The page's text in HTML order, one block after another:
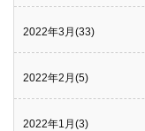
2022年3月(33)
2022年2月(5)
2022年1月(3)